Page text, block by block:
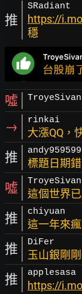
推
SRadiant
https://
穩
噓 TroyeSivan
→ rinkai
大漲QQ，
推 標題日期
噓 TroyeSivan
這個世界
推 chiyuan
這一年來
推 DiFer
玉山銀剛
推 applesasa
https://